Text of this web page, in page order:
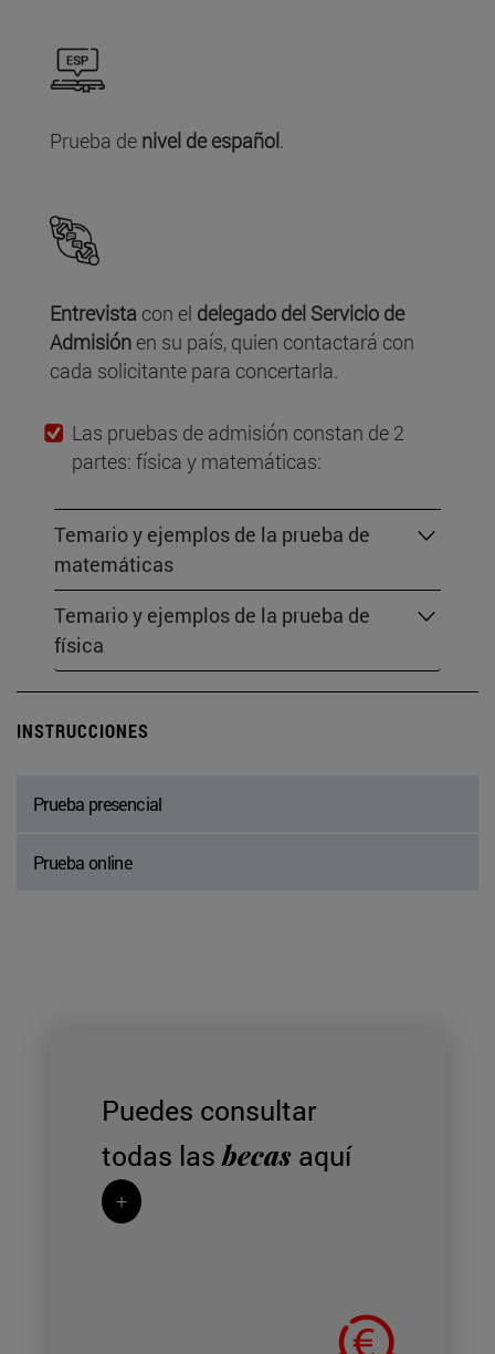
Prueba de nivel de español.
Entrevista con el delegado del Servicio de
Admisión en su país, quien contactará con
cada solicitante para concertarla.
Las pruebas de admisión constan de 2
partes: física y matemáticas:
Temario y ejemplos de la prueba de
matemáticas
Temario y ejemplos de la prueba de
física
INSTRUCCIONES
Prueba presencial
Prueba online
Puedes consultar
todas lasbecasaquí
+